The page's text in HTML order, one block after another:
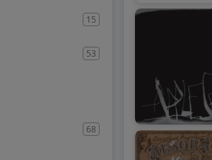
15
53
68